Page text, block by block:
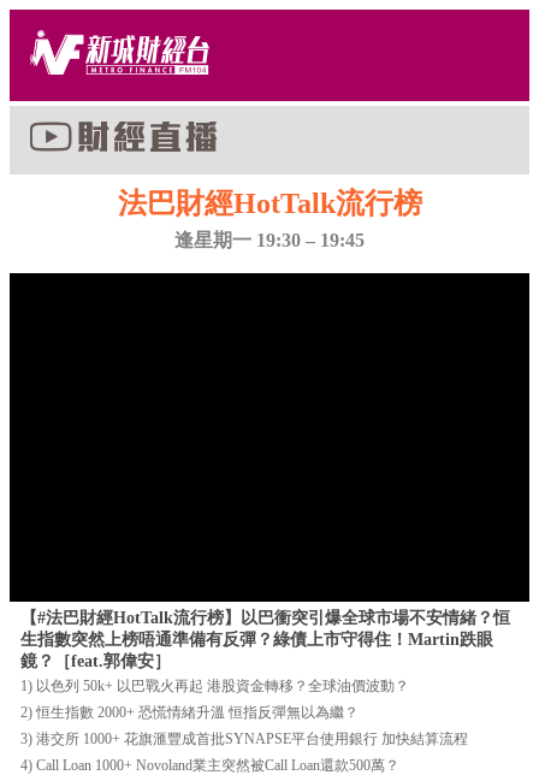
法巴財經HotTalk流行榜
逢星期一 19:30 – 19:45
【#法巴財經HotTalk流行榜】以巴衝突引爆全球市場不安情緒？恒
生指數突然上榜唔通準備有反彈？綠債上市守得住！Martin跌眼
鏡？［feat.郭偉安］
1) 以色列 50k+ 以巴戰火再起 港股資金轉移？全球油價波動？
2) 恒生指數 2000+ 恐慌情緒升溫 恒指反彈無以為繼？
3) 港交所 1000+ 花旗滙豐成首批SYNAPSE平台使用銀行 加快結算流程
4) Call Loan 1000+ Novoland業主突然被Call Loan還款500萬？